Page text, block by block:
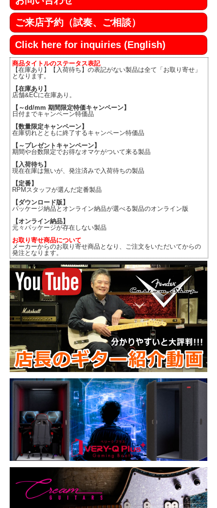
ご来店予約（試奏、ご相談）
Click here for inquiries (English)
商品タイトルのステータス表記
【在庫あり】【入荷待ち】の表記がない製品は全て「お取り寄せ」
となります。
【在庫あり】
店舗&ECに在庫あり。
【～dd/mm 期間限定特価キャンペーン】
日付までキャンペーン特価品
【数量限定キャンペーン】
在庫切れとともに終了するキャンペーン特価品
【～プレゼントキャンペーン】
期間や台数限定でお得なオマケがついて来る製品
【入荷待ち】
現在在庫は無いが、発注済みで入荷待ちの製品
【定番】
RPMスタッフが選んだ定番製品
【ダウンロード版】
パッケージ納品とオンライン納品が選べる製品のオンライン版
【オンライン納品】
元々パッケージが存在しない製品
お取り寄せ商品について
メーカーからのお取り寄せ商品となり、ご注文をいただいてからの
発注となります。